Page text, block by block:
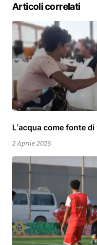
Articoli correlati
L’acqua come fonte di
2 Aprile 2026
2
Aprile